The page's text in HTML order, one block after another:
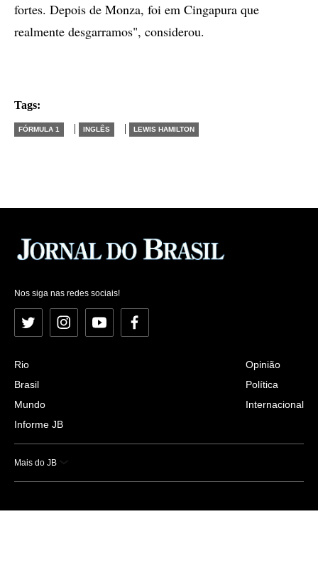
fortes. Depois de Monza, foi em Cingapura que
realmente desgarramos", considerou.
Tags:
FÓRMULA 1 | INGLÊS | LEWIS HAMILTON
Nos siga nas redes sociais!
Twitter InstagramYouTubeFacebook
Rio
Brasil
Mundo
Informe JB
Opinião
Política
Internacional
Mais do JB
Esportes